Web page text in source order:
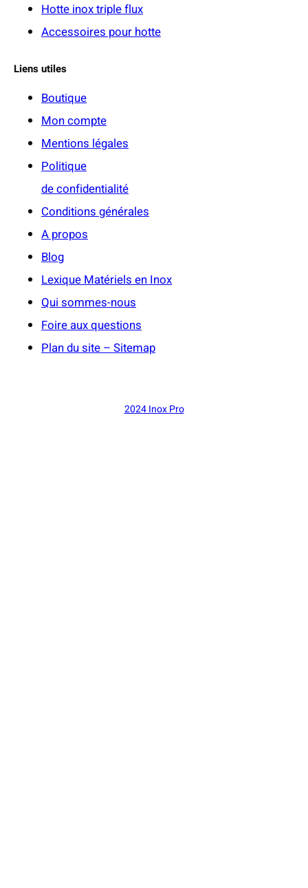
Hotte inox triple flux
Accessoires pour hotte
Liens utiles
Boutique
Mon compte
Mentions légales
Politique
de confidentialité
Conditions générales
A propos
Blog
Lexique Matériels en Inox
Qui sommes-nous
Foire aux questions
Plan du site – Sitemap
2024 Inox Pro